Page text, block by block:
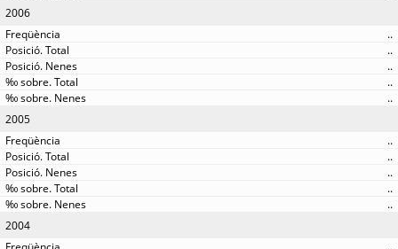
2006
..
..
..
..
..
2005
..
..
..
..
..
2004